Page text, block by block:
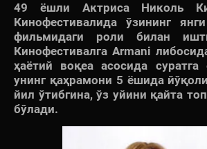
49 ёшли Актриса Николь
Кинофестивалида ўзининг
фильмидаги роли билан
Кинофестивалга Armani
ҳаётий воқеа асосида суратга
унинг қаҳрамони 5 ёшида
йил ўтибгина, ўз уйини қайта
бўлади.